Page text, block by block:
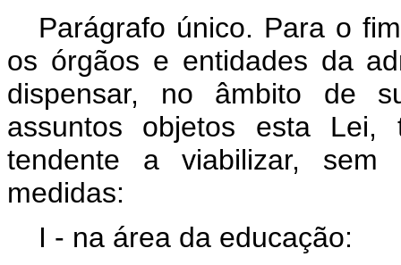
Parágrafo único. Para o
os órgãos e entidades da
dispensar, no âmbito de
assuntos objetos esta Lei,
tendente a viabilizar,
medidas:
I - na área da educação: